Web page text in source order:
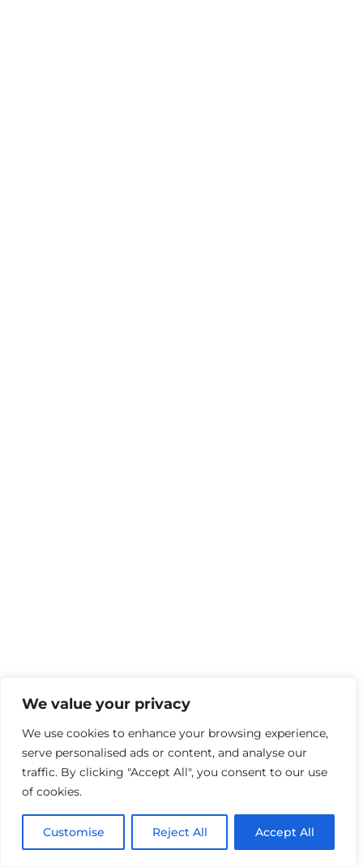
We value your privacy
We use cookies to enhance your browsing experience,
serve personalised ads or content, and analyse our
traffic. By clicking "Accept All", you consent to our use
of cookies.
Customise Reject All Accept All